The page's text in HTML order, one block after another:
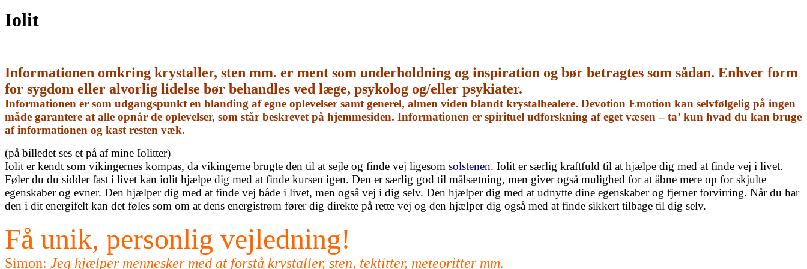
Iolit
Informationen omkring krystaller, sten mm. er ment som underholdning og inspiration og bør betragtes som sådan. Enhver form
for sygdom eller alvorlig lidelse bør behandles ved læge, psykolog og/eller psykiater.
Informationen er som udgangspunkt en blanding af egne oplevelser samt generel, almen viden blandt krystalhealere. Devotion Emotion kan selvfølgelig på ingen
måde garantere at alle opnår de oplevelser, som står beskrevet på hjemmesiden. Informationen er spirituel udforskning af eget væsen – ta’ kun hvad du kan bruge
af informationen og kast resten væk.
(på billedet ses et på af mine Iolitter)
Iolit er kendt som vikingernes kompas, da vikingerne brugte den til at sejle og finde vej ligesom solstenen. Iolit er særlig kraftfuld til at hjælpe dig med at finde vej i livet.
Føler du du sidder fast i livet kan iolit hjælpe dig med at finde kursen igen. Den er særlig god til målsætning, men giver også mulighed for at åbne mere op for skjulte
egenskaber og evner. Den hjælper dig med at finde vej både i livet, men også vej i dig selv. Den hjælper dig med at udnytte dine egenskaber og fjerner forvirring. Når du har
den i dit energifelt kan det føles som om at dens energistrøm fører dig direkte på rette vej og den hjælper dig også med at finde sikkert tilbage til dig selv.
Få unik, personlig vejledning!
Simon: Jeg hjælper mennesker med at forstå krystaller, sten, tektitter, meteoritter mm.